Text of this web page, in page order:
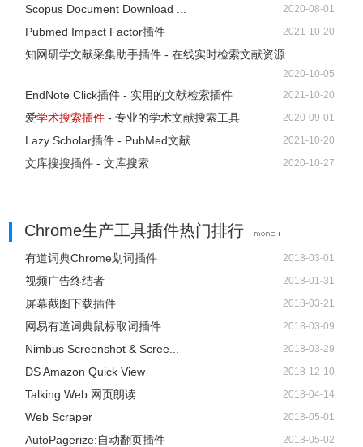
Scopus Document Download ... 2020-08-01
Pubmed Impact Factor插件 2021-10-20
知网研学文献采集助手插件 - 在线实时检索文献资源
2020-10-05
EndNote Click插件 - 实用的文献检索插件 2021-10-20
爱学术搜索插件 - 专业的学术文献搜索工具 2020-09-01
Lazy Scholar插件 - PubMed文献... 2021-10-20
文库搜搜插件 - 文库搜索 2020-10-27
Chrome生产工具插件热门排行
有道词典Chrome划词插件 2018-03-01
视频广告终结者 2018-01-31
屏幕截图下载插件 2018-03-21
网易有道词典鼠标取词插件 2018-03-09
Nimbus Screenshot & Scree... 2018-03-29
DS Amazon Quick View 2018-12-10
Talking Web:网页朗读 2018-04-14
Web Scraper 2018-05-01
AutoPagerize:自动翻页插件 2018-05-02